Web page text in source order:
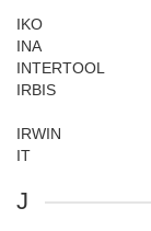
IKO
INA
INTERTOOL
IRBIS
IRWIN
IT
J